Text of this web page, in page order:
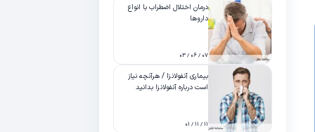
درمان اختلال اضطراب با انواع
داروها
۰۷ / ۰۶ / ۰۳
بیماری آنفولانزا / هرآنچه نیاز
است درباره آنفولانزا بدانید
۱۱ / ۱۱ / ۰۱